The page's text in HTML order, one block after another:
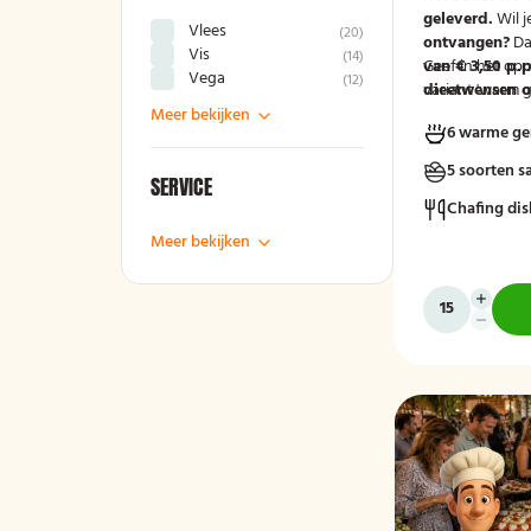
Vlees (20)
Vis (14)
Vega (12)
Meer bekijken
SERVICE
Meer bekijken
geleverd.Wil
ontvangen?
van € 3,50
variant 'warm
Geef in het
dieetwensen
mee kunnen
6 warme
5 soorten
Chafing